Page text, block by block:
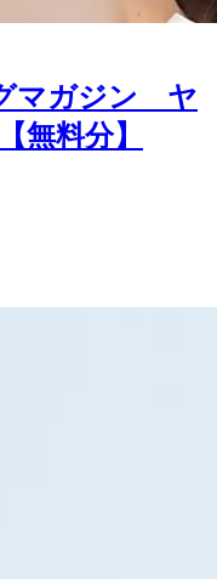
マガジン ヤ
無料分】